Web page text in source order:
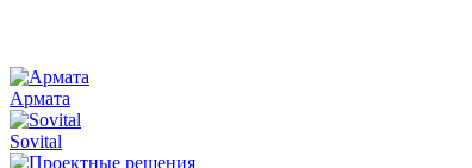
Армата
Sovital